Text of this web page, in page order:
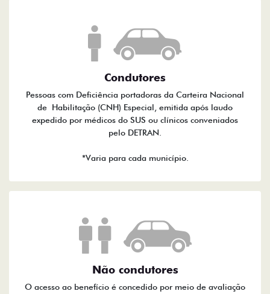
Condutores
Pessoas com Deficiência portadoras da Carteira Nacional
de Habilitação (CNH) Especial, emitida após laudo
expedido por médicos do SUS ou clínicos conveniados
pelo DETRAN.
*Varia para cada município.
Não condutores
O acesso ao benefício é concedido por meio de avaliação